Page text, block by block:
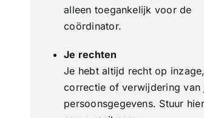
alleen toegankelijk voor de
coördinator.
Je rechten
Je hebt altijd recht op inzage,
correctie of verwijdering van
persoonsgegevens. Stuur